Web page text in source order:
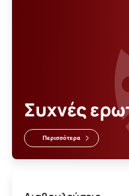
Συχνές
Περισσότερα